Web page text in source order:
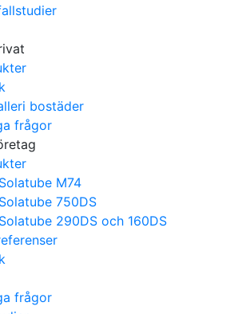
bostäder
frågor
Solatube M74
Solatube 750DS
Solatube 290DS och 160DS
frågor